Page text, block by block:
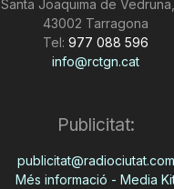
Santa Joaquima de Vedruna,
43002 Tarragona
Tel: 977 088 596
info@rctgn.cat
Publicitat:
publicitat@radiociutat.com
Més informació - Media